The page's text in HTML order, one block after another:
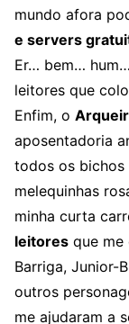
mundo afora
e servers
Er… bem…
leitores que
Enfim, o
aposentadoria
todos os bichos
melequinhas
minha curta
leitores que me
Barriga, Junior-
outros
me ajudaram a